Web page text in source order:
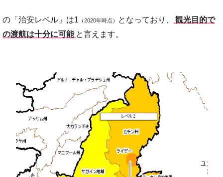
の「治安レベル」は1 （2020年時点） となっており、
観光目的で
の渡航は十分に可能 と言えます。